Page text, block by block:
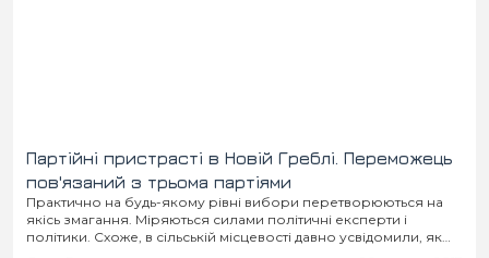
Партійні пристрасті в Новій Греблі. Переможець
пов'язаний з трьома партіями
Практично на будь-якому рівні вибори перетворюються на
якісь змагання. Міряються силами політичні експерти і
політики. Схоже, в сільській місцевості давно усвідомили, як
скориставшись цією боротьбою, розраховувати на свої